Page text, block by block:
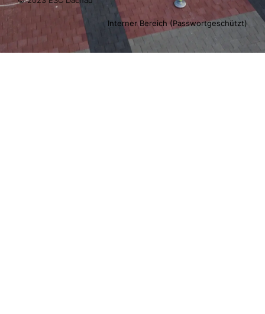
Interner Bereich (Passwortgeschützt)